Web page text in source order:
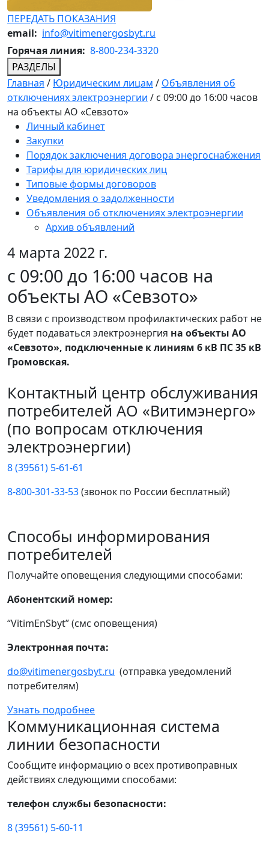
ПЕРЕДАТЬ ПОКАЗАНИЯ
email: info@vitimenergosbyt.ru
Горячая линия: 8-800-234-3320
РАЗДЕЛЫ
Главная / Юридическим лицам / Объявления об
отключениях электроэнергии / c 09:00 до 16:00 часов
на объекты АО «Севзото»
Личный кабинет
Закупки
Порядок заключения договора энергоснабжения
Тарифы для юридических лиц
Типовые формы договоров
Уведомления о задолженности
Объявления об отключениях электроэнергии
Архив объявлений
4 марта 2022 г.
c 09:00 до 16:00 часов на
объекты АО «Севзото»
В связи с производством профилактических работ не
будет подаваться электроэнергия на объекты АО
«Севзото», подключенные к линиям 6 кВ ПС 35 кВ
Громовская.
Контактный центр обслуживания
потребителей АО «Витимэнерго»
(по вопросам отключения
электроэнергии)
8 (39561) 5-61-61
8-800-301-33-53(звонок по России бесплатный)
Способы информирования
потребителей
Получайте оповещения следующими способами:
Абонентский номер:
“VitimEnSbyt” (смс оповещения)
Электронная почта:
do@vitimenergosbyt.ru (отправка уведомлений
потребителям)
Узнать подробнее
Коммуникационная система
линии безопасности
Сообщите информацию о всех противоправных
действиях следующими способами:
телефон службы безопасности:
8 (39561) 5-60-11